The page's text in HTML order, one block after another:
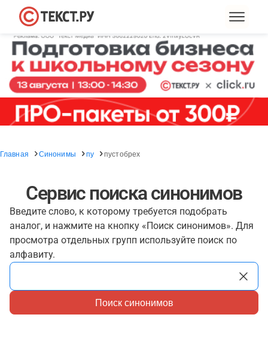
Главная Синонимы пу пустобрех
Сервис поиска синонимов
Введите слово, к которому требуется подобрать
аналог, и нажмите на кнопку «Поиск синонимов». Для
просмотра отдельных групп используйте поиск по
алфавиту.
Поиск синонимов